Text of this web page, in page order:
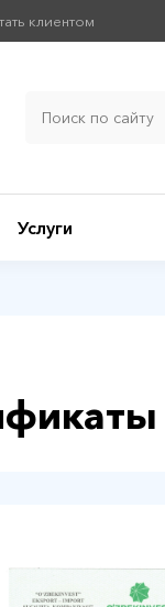
клиентом
Услуги